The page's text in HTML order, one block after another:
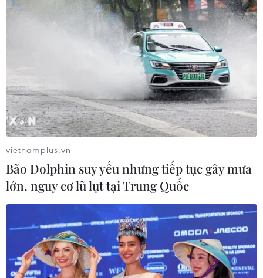
vietnamplus.vn
Bão Dolphin suy yếu nhưng tiếp tục gây mưa
lớn, nguy cơ lũ lụt tại Trung Quốc